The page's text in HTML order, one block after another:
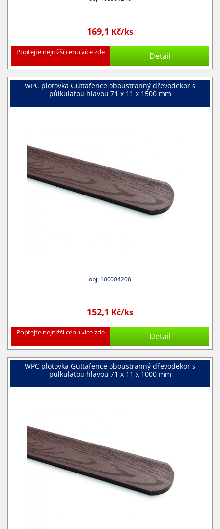
169,1 Kč/ks
Poptejte nejnižší cenu více zde Detail
WPC plotovka Guttafence oboustranný dřevodekor s
půlkulatou hlavou 71 x 11 x 1500 mm
obj: 100004208
152,1 Kč/ks
Poptejte nejnižší cenu více zde Detail
WPC plotovka Guttafence oboustranný dřevodekor s
půlkulatou hlavou 71 x 11 x 1000 mm